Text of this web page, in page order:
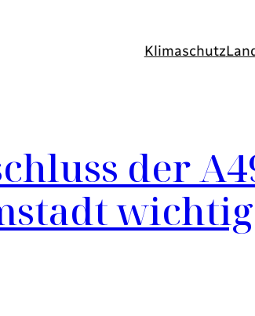
Klimaschutz
der